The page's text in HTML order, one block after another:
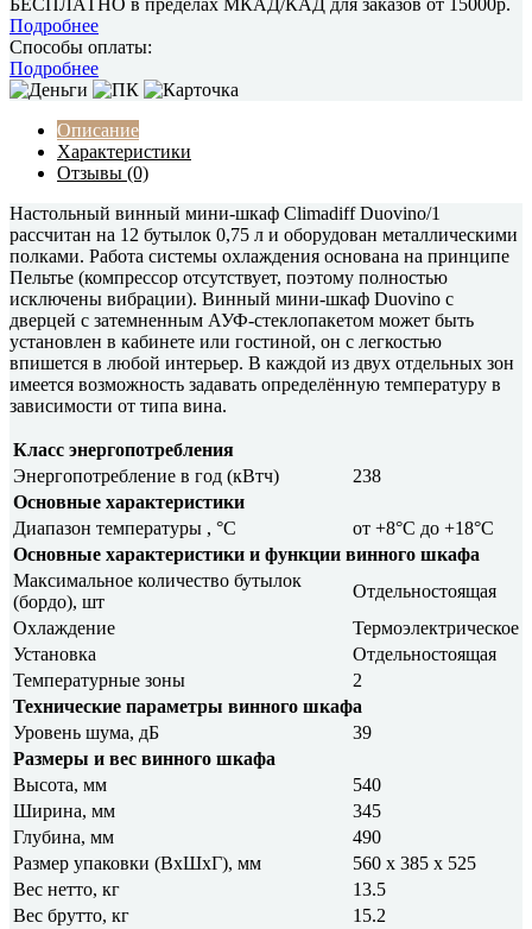
Подробнее
Способы оплаты:
Подробнее
Описание
Характеристики
Отзывы (0)
Настольный винный мини-шкаф Climadiff Duovino/1
рассчитан на 12 бутылок 0,75 л и оборудован металлическими
полками. Работа системы охлаждения основана на принципе
Пельтье (компрессор отсутствует, поэтому полностью
исключены вибрации). Винный мини-шкаф Duovino с
дверцей с затемненным АУФ-стеклопакетом может быть
установлен в кабинете или гостиной, он с легкостью
впишется в любой интерьер. В каждой из двух отдельных зон
имеется возможность задавать определённую температуру в
зависимости от типа вина.
Класс энергопотребления
Энергопотребление в год (кВтч)
238
Основные характеристики
Диапазон температуры , °C
от +8°C до +18°C
Основные характеристики и функции винного шкафа
Максимальное количество бутылок
(бордо), шт
Отдельностоящая
Охлаждение
Термоэлектрическое
Установка
Отдельностоящая
Температурные зоны
2
Технические параметры винного шкафа
Уровень шума, дБ
39
Размеры и вес винного шкафа
Высота, мм
540
Ширина, мм
345
Глубина, мм
490
Размер упаковки (ВxШxГ), мм
560 х 385 х 525
Вес нетто, кг
13.5
Вес брутто, кг
15.2